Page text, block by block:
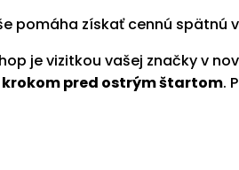
pomáha získať cennú
je vizitkou vašej značky v
pred ostrým štartom.